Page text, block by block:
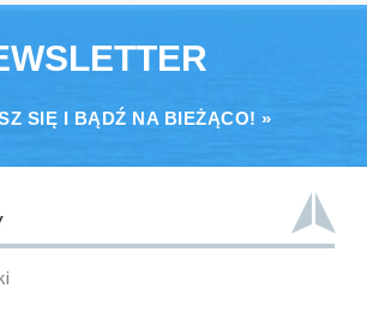
SIĘ I BĄDŹ NA BIEŻĄCO! »